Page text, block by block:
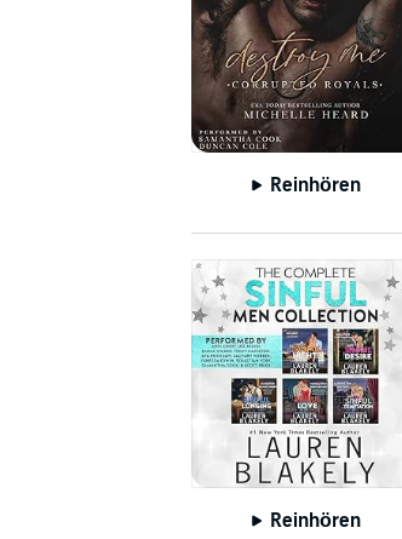
Reinhören
Reinhören